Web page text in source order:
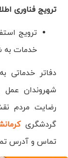
ترویج فناوری
ترویج
خدمات به
دفاتر خدماتی
شهروندان عمل
رضایت مردم
گردشگری
تماس و آدرس